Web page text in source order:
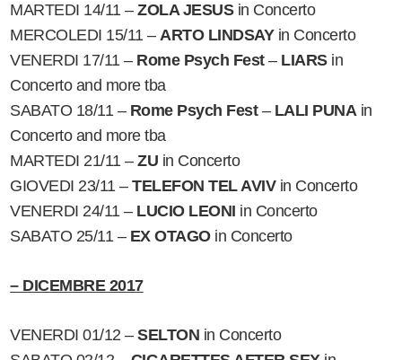
MARTEDI 14/11 –ZOLA JESUSin Concerto
MERCOLEDI 15/11 –ARTO LINDSAYin Concerto
VENERDI 17/11 – Rome Psych Fest– LIARSin
Concerto and more tba
SABATO 18/11 – Rome Psych Fest– LALI PUNAin
Concerto and more tba
MARTEDI 21/11 –ZU in Concerto
GIOVEDI 23/11 –TELEFON TEL AVIVin Concerto
VENERDI 24/11 – LUCIO LEONI in Concerto
SABATO 25/11 – EX OTAGOin Concerto
– DICEMBRE 2017
VENERDI 01/12 –SELTON in Concerto